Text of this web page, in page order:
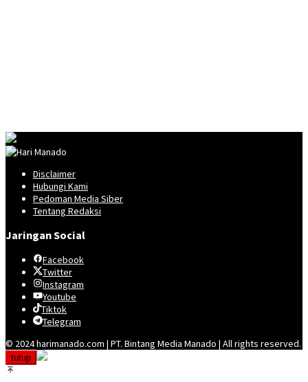
Disclaimer
Hubungi Kami
Pedoman Media Siber
Tentang Redaksi
Jaringan Social
Facebook
Twitter
Instagram
Youtube
Tiktok
Telegram
© 2024 harimanado.com | PT. Bintang Media Manado | All rights reserved.
tutup